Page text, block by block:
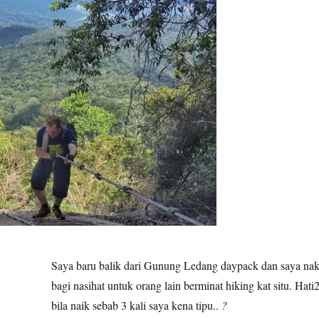
Saya baru balik dari Gunung Ledang daypack dan saya nak
bagi nasihat untuk orang lain berminat hiking kat situ. Hati2
bila naik sebab 3 kali saya kena tipu.. ?